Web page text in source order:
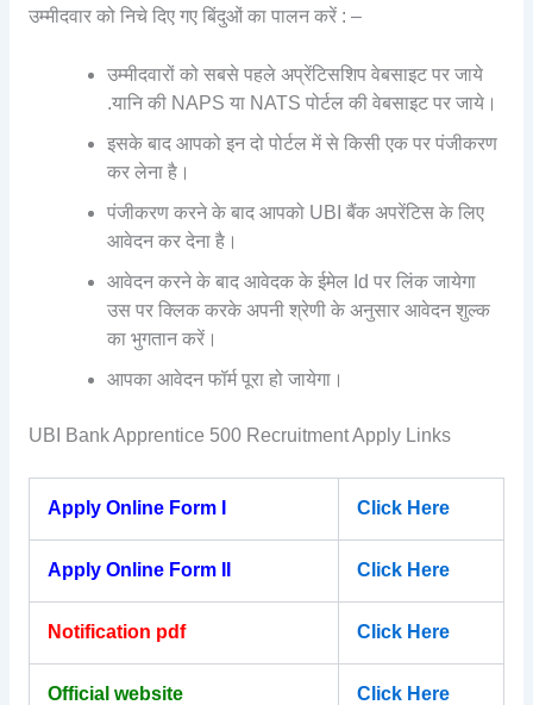
उम्मीदवार को निचे दिए गए बिंदुओं का पालन करें : –
उम्मीदवारों को सबसे पहले अप्रेंटिसशिप वेबसाइट पर जाये
.यानि की NAPS या NATS पोर्टल की वेबसाइट पर जाये।
इसके बाद आपको इन दो पोर्टल में से किसी एक पर पंजीकरण
कर लेना है।
पंजीकरण करने के बाद आपको UBI बैंक अपरेंटिस के लिए
आवेदन कर देना है।
आवेदन करने के बाद आवेदक के ईमेल Id पर लिंक जायेगा
उस पर क्लिक करके अपनी श्रेणी के अनुसार आवेदन शुल्क
का भुगतान करें।
आपका आवेदन फॉर्म पूरा हो जायेगा।
UBI Bank Apprentice 500 Recruitment Apply Links
Apply Online Form I Click Here
Apply Online Form II Click Here
Notification pdf Click Here
Official website Click Here